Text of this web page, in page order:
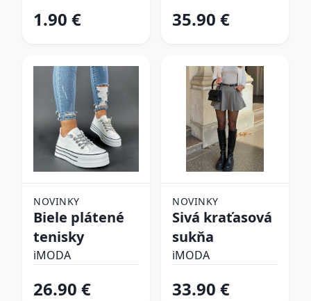
1.90 € 35.90 €
NOVINKY
Biele plátené
tenisky
iMODA
26.90 €
NOVINKY
Sivá kraťasová
sukňa
iMODA
33.90 €